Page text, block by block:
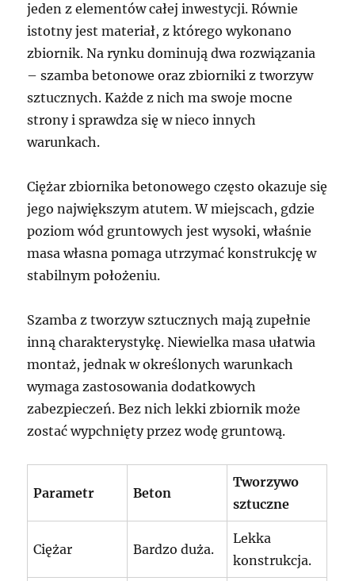
jeden z elementów całej inwestycji. Równie
istotny jest materiał, z którego wykonano
zbiornik. Na rynku dominują dwa rozwiązania
– szamba betonowe oraz zbiorniki z tworzyw
sztucznych. Każde z nich ma swoje mocne
strony i sprawdza się w nieco innych
warunkach.
Ciężar zbiornika betonowego często okazuje się
jego największym atutem. W miejscach, gdzie
poziom wód gruntowych jest wysoki, właśnie
masa własna pomaga utrzymać konstrukcję w
stabilnym położeniu.
Szamba z tworzyw sztucznych mają zupełnie
inną charakterystykę. Niewielka masa ułatwia
montaż, jednak w określonych warunkach
wymaga zastosowania dodatkowych
zabezpieczeń. Bez nich lekki zbiornik może
zostać wypchnięty przez wodę gruntową.
Parametr Beton
Tworzywo
sztuczne
Ciężar Bardzo duża.
Lekka
konstrukcja.